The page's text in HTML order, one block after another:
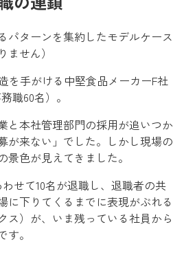
パターンを集約したモデルケース
せん）
を手がける中堅食品メーカーF社
職60名）。
と本社管理部門の採用が追いつか
が来ない」でした。しかし現場の
景色が見えてきました。
せて10名が退職し、退職者の共
に下りてくるまでに表現がぶれる
ス）が、いま残っている社員から
。